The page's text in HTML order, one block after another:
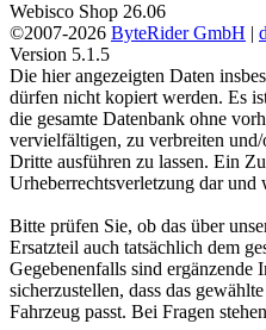
Webisco Shop 26.06
©2007-2026 ByteRider GmbH |
Version 5.1.5
Die hier angezeigten Daten
dürfen nicht kopiert werden. Es
die gesamte Datenbank ohne
vervielfältigen, zu verbreiten
Dritte ausführen zu lassen. Ein
Urheberrechtsverletzung dar und
Bitte prüfen Sie, ob das über
Ersatzteil auch tatsächlich dem
Gegebenenfalls sind
sicherzustellen, dass das
Fahrzeug passt. Bei Fragen